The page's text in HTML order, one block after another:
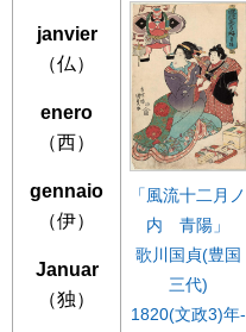
janvier
（仏）
enero
（西）
gennaio
（伊）
Januar
（独）
「風流十二月ノ
内 青陽」
歌川国貞(豊国
三代)
1820(文政3)年-